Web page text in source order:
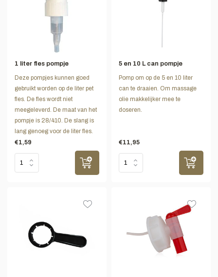
1 liter fles pompje
Deze pompjes kunnen goed
gebruikt worden op de liter pet
fles. De fles wordt niet
meegeleverd. De maat van het
pompje is 28/410. De slang is
lang genoeg voor de liter fles.
€1,59
5 en 10 L can pompje
Pomp om op de 5 en 10 liter
can te draaien. Om massage
olie makkelijker mee te
doseren.
€11,95